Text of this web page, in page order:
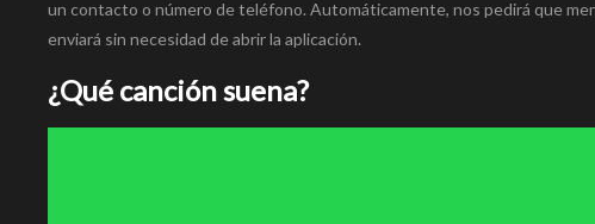
un contacto o número de teléfono. Automáticamente, nos pedirá que
enviará sin necesidad de abrir la aplicación.
¿Qué canción suena?